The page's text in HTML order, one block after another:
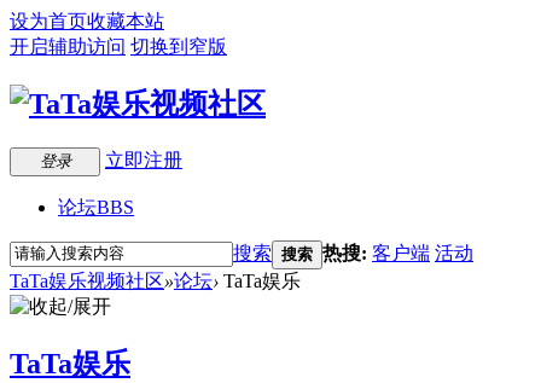
设为首页收藏本站
开启辅助访问 切换到窄版
登录 立即注册
论坛BBS
搜索 搜索 热搜: 客户端 活动
TaTa娱乐视频社区»论坛› TaTa娱乐
TaTa娱乐